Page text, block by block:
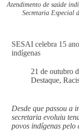
Atendimento de saúde
Secretaria Especial
SESAI celebra 15
indígenas
21 de outubro
Destaque,
Desde que passou a
secretaria evoluiu
povos indígenas pelo